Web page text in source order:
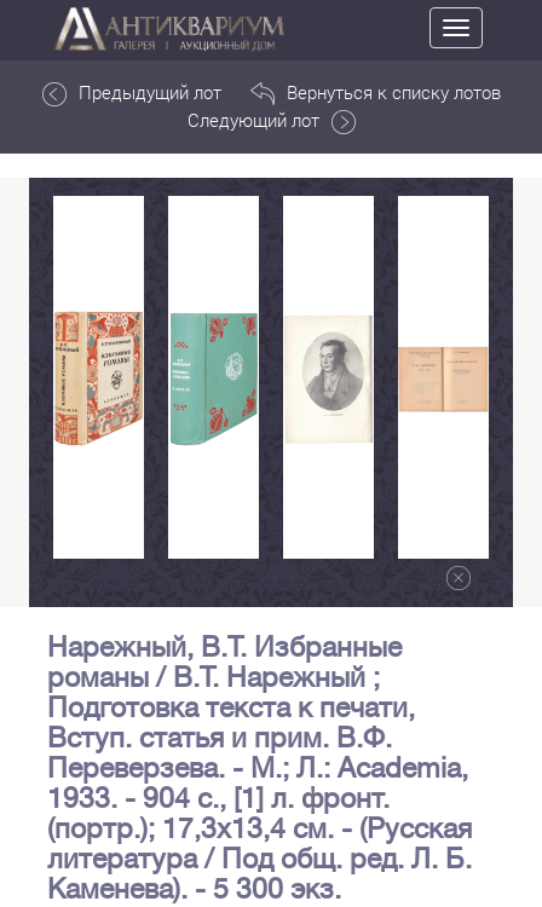
Toggle
navigation
Предыдущий лот
Вернуться к списку лотов
Следующий лот
Нарежный, В.Т. Избранные
романы / В.Т. Нарежный ;
Подготовка текста к печати,
Вступ. статья и прим. В.Ф.
Переверзева. - М.; Л.: Academia,
1933. - 904 с., [1] л. фронт.
(портр.); 17,3х13,4 см. - (Русская
литература / Под общ. ред. Л. Б.
Каменева). - 5 300 экз.